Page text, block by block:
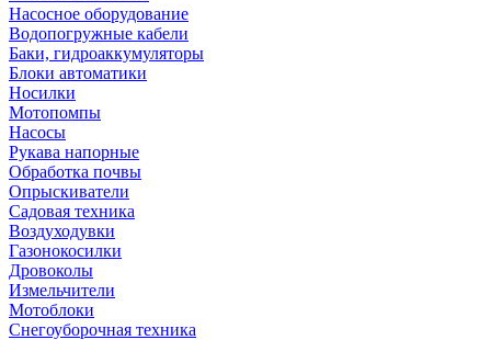
Насосное оборудование
Водопогружные кабели
Баки, гидроаккумуляторы
Блоки автоматики
Носилки
Мотопомпы
Насосы
Рукава напорные
Обработка почвы
Опрыскиватели
Садовая техника
Воздуходувки
Газонокосилки
Дровоколы
Измельчители
Мотоблоки
Снегоуборочная техника